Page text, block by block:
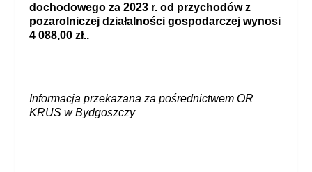
dochodowego za 2023 r. od przychodów z
pozarolniczej działalności gospodarczej wynosi
4 088,00 zł..
Informacja przekazana za pośrednictwem OR
KRUS w Bydgoszczy